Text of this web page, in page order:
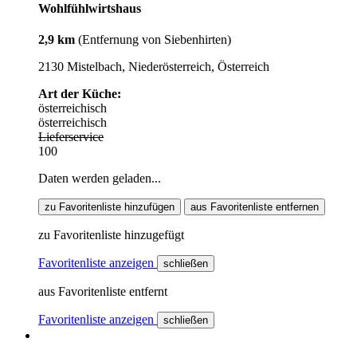
Wohlfühlwirtshaus
2,9 km (Entfernung von Siebenhirten)
2130 Mistelbach, Niederösterreich, Österreich
Art der Küche:
österreichisch
österreichisch
Lieferservice
100
Daten werden geladen...
zu Favoritenliste hinzufügen aus Favoritenliste entfernen
zu Favoritenliste hinzugefügt
Favoritenliste anzeigen schließen
aus Favoritenliste entfernt
Favoritenliste anzeigen schließen